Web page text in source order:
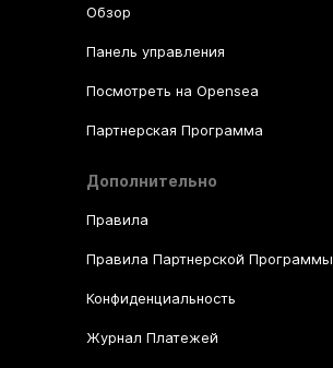
Обзор
Панель управления
Посмотреть на Opensea
Партнерская Программа
Дополнительно
Правила
Правила Партнерской Программы
Конфиденциальность
Журнал Платежей